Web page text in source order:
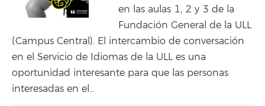
en las aulas 1, 2 y 3 de la
Fundación General de la ULL
(Campus Central). El intercambio de conversación
en el Servicio de Idiomas de la ULL es una
oportunidad interesante para que las personas
interesadas en el…